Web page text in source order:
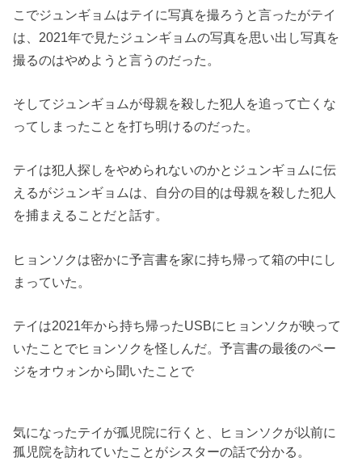
こでジュンギョムはテイに写真を撮ろうと言ったがテイ
は、 2021年で見たジュンギョムの写真を思い出し写真を
撮るのはやめようと言うのだった。
そしてジュンギョムが母親を殺した犯人を追って亡くな
ってしまったことを打ち明けるのだった。
テイは犯人探しをやめられないのかとジュンギョムに伝
えるがジュ ンギョムは、 自分の目的は母親を殺した犯人
を捕まえることだと話す。
ヒョンソクは密かに予言書を家に持ち帰って箱の中にし
まっていた 。
テイは2021年から持ち帰ったUSBにヒョンソクが映って
いた ことでヒョンソクを怪しんだ。予言書の最後のペー
ジをオウォンから聞いたことで
気になったテイが孤児院に行くと、
ヒョンソクが以前に
孤児院を訪れていたことがシスターの話で分かる。